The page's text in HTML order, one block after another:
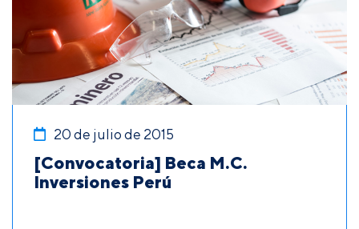
20 de julio de 2015
[Convocatoria] Beca M.C.
Inversiones Perú